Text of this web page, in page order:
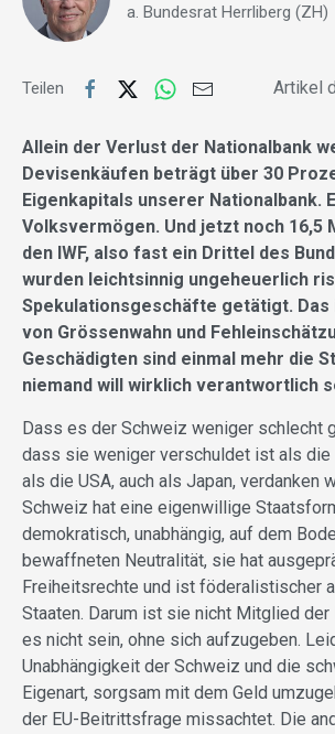
a. Bundesrat Herrliberg (ZH)
Teilen Artikel
Allein der Verlust der Nationalbank
Devisenkäufen beträgt über 30
Eigenkapitals unserer Nationalbank.
Volksvermögen. Und jetzt noch 16,5
den IWF, also fast ein Drittel des
wurden leichtsinnig ungeheuerlich
Spekulationsgeschäfte getätigt. Das
von Grössenwahn und
Geschädigten sind einmal mehr die
niemand will wirklich verantwortlich
Dass es der Schweiz weniger schlecht
dass sie weniger verschuldet ist als die
als die USA, auch als Japan, verdanken
Schweiz hat eine eigenwillige
demokratisch, unabhängig, auf dem
bewaffneten Neutralität, sie hat
Freiheitsrechte und ist föderalistischer
Staaten. Darum ist sie nicht Mitglied der
es nicht sein, ohne sich aufzugeben.
Unabhängigkeit der Schweiz und die
Eigenart, sorgsam mit dem Geld
der EU-Beitrittsfrage missachtet. Die